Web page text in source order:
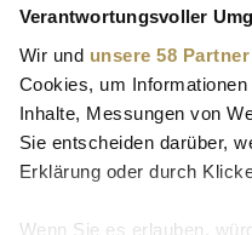
Verantwortungsvoller
Wir und unsere 58 Partner
Cookies, um
Inhalte, Messungen von
Sie entscheiden darüber,
Erklärung oder durch
Wenn Sie es erlauben,
etablieren konnte und
"als Förderer und Forderer,
in Sachen Ethik und
Preises sind neben
Gisela Friedrichsen.
& Journalisten des
magazins publiziert,